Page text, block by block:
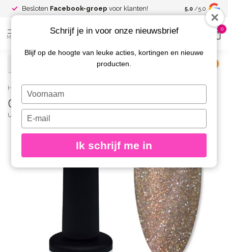
Besloten Facebook-groep voor klanten! Spaar voor
kortingen
5.0 /5.0
MENU
0
Home / Cat Eye Gelpolish 36-B 8 gr.
Cat Eye Gelpolish 36-B 8 gr.
URBAN NAILS
Schrijf je in voor onze nieuwsbrief
Blijf op de hoogte van leuke acties, kortingen en nieuwe
producten.
Typ
je
naam
Typ
je
e-
in
Ik schrijf me in